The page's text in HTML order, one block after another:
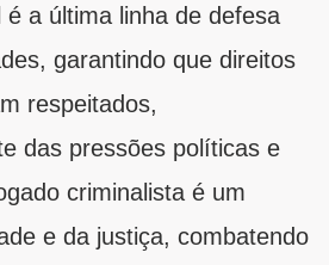
a última linha de defesa
garantindo que direitos
respeitados,
das pressões políticas e
criminalista é um
e da justiça, combatendo